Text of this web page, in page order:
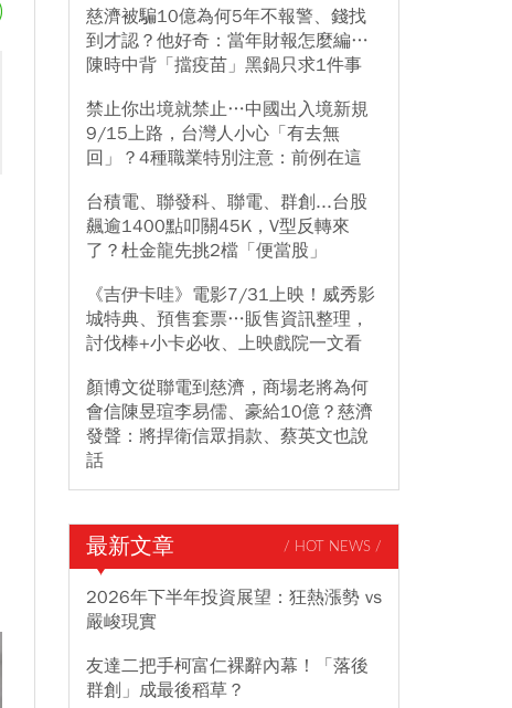
慈濟被騙10億為何5年不報警、錢找
到才認？他好奇：當年財報怎麼編…
陳時中背「擋疫苗」黑鍋只求1件事
禁止你出境就禁止…中國出入境新規
9/15上路，台灣人小心「有去無
回」？4種職業特別注意：前例在這
台積電、聯發科、聯電、群創...台股
飆逾1400點叩關45K，V型反轉來
了？杜金龍先挑2檔「便當股」
《吉伊卡哇》電影7/31上映！威秀影
城特典、預售套票…販售資訊整理，
討伐棒+小卡必收、上映戲院一文看
顏博文從聯電到慈濟，商場老將為何
會信陳昱瑄李易儒、豪給10億？慈濟
發聲：將捍衛信眾捐款、蔡英文也說
話
最新文章 / HOT NEWS /
2026年下半年投資展望：狂熱漲勢 vs
嚴峻現實
友達二把手柯富仁裸辭內幕！「落後
群創」成最後稻草？